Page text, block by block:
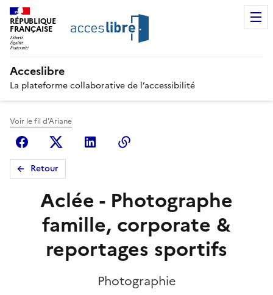
RÉPUBLIQUE
FRANÇAISE
Acceslibre
La plateforme collaborative de l’accessibilité
Voir le fil d'Ariane
FacebookX (anciennement Twitter)
Linkedin
Retour
Aclée - Photographe
famille, corporate &
reportages sportifs
Photographie